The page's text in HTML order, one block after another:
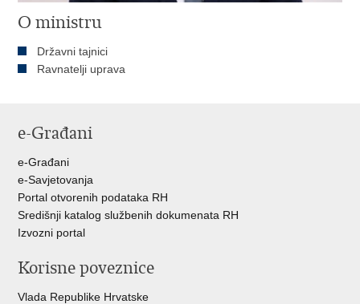
O ministru
Državni tajnici
Ravnatelji uprava
e-Građani
e-Građani
e-Savjetovanja
Portal otvorenih podataka RH
Središnji katalog službenih dokumenata RH
Izvozni portal
Korisne poveznice
Vlada Republike Hrvatske